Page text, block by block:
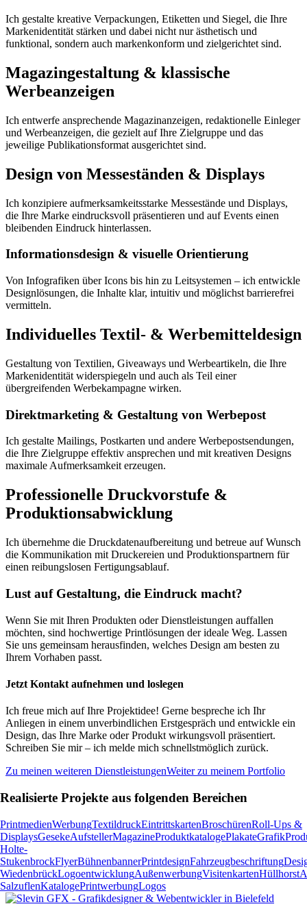
Ich gestalte kreative Verpackungen, Etiketten und Siegel, die Ihre
Markenidentität stärken und dabei nicht nur ästhetisch und
funktional, sondern auch markenkonform und zielgerichtet sind.
Magazingestaltung & klassische
Werbeanzeigen
Ich entwerfe ansprechende Magazinanzeigen, redaktionelle Einleger
und Werbeanzeigen, die gezielt auf Ihre Zielgruppe und das
jeweilige Publikationsformat ausgerichtet sind.
Design von Messeständen & Displays
Ich konzipiere aufmerksamkeitsstarke Messestände und Displays,
die Ihre Marke eindrucksvoll präsentieren und auf Events einen
bleibenden Eindruck hinterlassen.
Informationsdesign & visuelle Orientierung
Von Infografiken über Icons bis hin zu Leitsystemen – ich entwickle
Designlösungen, die Inhalte klar, intuitiv und möglichst barrierefrei
vermitteln.
Individuelles Textil- & Werbemitteldesign
Gestaltung von Textilien, Giveaways und Werbeartikeln, die Ihre
Markenidentität widerspiegeln und auch als Teil einer
übergreifenden Werbekampagne wirken.
Direktmarketing & Gestaltung von Werbepost
Ich gestalte Mailings, Postkarten und andere Werbepostsendungen,
die Ihre Zielgruppe effektiv ansprechen und mit kreativen Designs
maximale Aufmerksamkeit erzeugen.
Professionelle Druckvorstufe &
Produktionsabwicklung
Ich übernehme die Druckdatenaufbereitung und betreue auf Wunsch
die Kommunikation mit Druckereien und Produktionspartnern für
einen reibungslosen Fertigungsablauf.
Lust auf Gestaltung, die Eindruck macht?
Wenn Sie mit Ihren Produkten oder Dienstleistungen auffallen
möchten, sind hochwertige Printlösungen der ideale Weg. Lassen
Sie uns gemeinsam herausfinden, welches Design am besten zu
Ihrem Vorhaben passt.
Jetzt Kontakt aufnehmen und loslegen
Ich freue mich auf Ihre Projektidee! Gerne bespreche ich Ihr
Anliegen in einem unverbindlichen Erstgespräch und entwickle ein
Design, das Ihre Marke oder Produkt wirkungsvoll präsentiert.
Schreiben Sie mir – ich melde mich schnellstmöglich zurück.
Zu meinen weiteren DienstleistungenWeiter zu meinem Portfolio
Realisierte Projekte aus folgenden Bereichen
PrintmedienWerbungTextildruckEintrittskartenBroschürenRoll-Ups &
DisplaysGesekeAufstellerMagazineProduktkatalogePlakateGrafik
Holte-
StukenbrockFlyerBühnenbannerPrintdesignFahrzeugbeschriftung
WiedenbrückLogoentwicklungAußenwerbungVisitenkartenHüllhorst
SalzuflenKatalogePrintwerbungLogos